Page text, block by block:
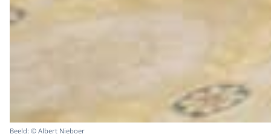
Beeld: © Albert Nieboer